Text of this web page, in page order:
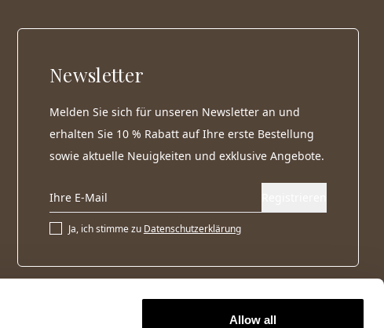
Allow all
Newsletter
Melden Sie sich für unseren Newsletter an und
erhalten Sie 10 % Rabatt auf Ihre erste Bestellung
sowie aktuelle Neuigkeiten und exklusive Angebote.
Ja, ich stimme zu Datenschutzerklärung